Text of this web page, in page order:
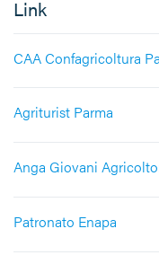
Link
CAA Confagricoltura
Agriturist Parma
Anga Giovani
Patronato Enapa